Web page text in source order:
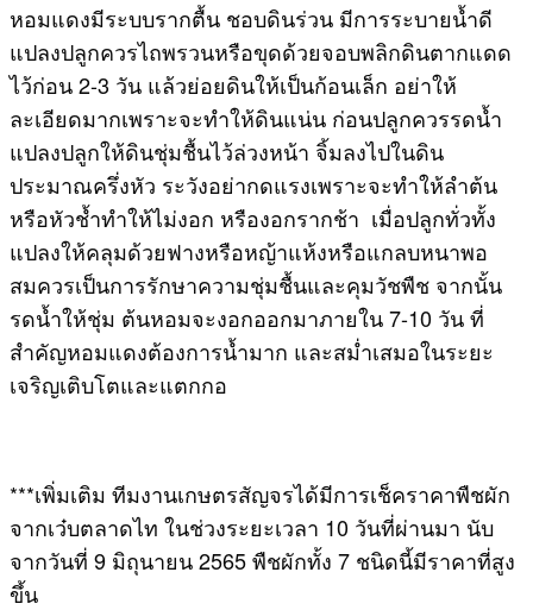
หอมแดงมีระบบรากตื้น ชอบดินร่วน มีการระบายน้ำดี
แปลงปลูกควรไถพรวนหรือขุดด้วยจอบพลิกดินตากแดด
ไว้ก่อน 2-3 วัน แล้วย่อยดินให้เป็นก้อนเล็ก อย่าให้
ละเอียดมากเพราะจะทำให้ดินแน่น ก่อนปลูกควรรดน้ำ
แปลงปลูกให้ดินชุ่มชื้นไว้ล่วงหน้า จิ้มลงไปในดิน
ประมาณครึ่งหัว ระวังอย่ากดแรงเพราะจะทำให้ลำต้น
หรือหัวช้ำทำให้ไม่งอก หรืองอกรากช้า เมื่อปลูกทั่วทั้ง
แปลงให้คลุมด้วยฟางหรือหญ้าแห้งหรือแกลบหนาพอ
สมควรเป็นการรักษาความชุ่มชื้นและคุมวัชพืช จากนั้น
รดน้ำให้ชุ่ม ต้นหอมจะงอกออกมาภายใน 7-10 วัน ที่
สำคัญหอมแดงต้องการน้ำมาก และสม่ำเสมอในระยะ
เจริญเติบโตและแตกกอ
***เพิ่มเติม ทีมงานเกษตรสัญจรได้มีการเช็คราคาพืชผัก
จากเว๋บตลาดไท ในช่วงระยะเวลา 10 วันที่ผ่านมา นับ
จากวันที่ 9 มิถุนายน 2565 พืชผักทั้ง 7 ชนิดนี้มีราคาที่สูง
ขึ้น